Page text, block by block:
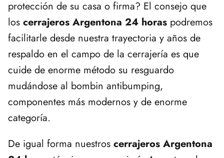
protección de su casa o firma? El consejo que
los cerrajeros Argentona 24 horas podremos
facilitarle desde nuestra trayectoria y años de
respaldo en el campo de la cerrajería es que
cuide de enorme método su resguardo
mudándose al bombin antibumping,
componentes más modernos y de enorme
categoría.
De igual forma nuestros cerrajeros Argentona